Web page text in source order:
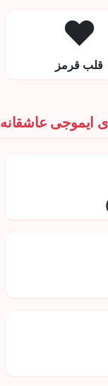
❤️
قلب قرمز
ایموجی عاشقانه